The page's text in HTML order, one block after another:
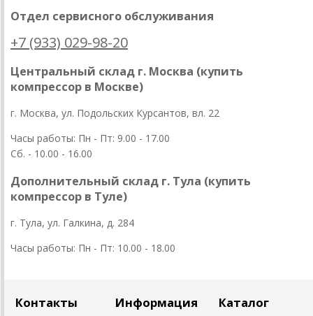
Отдел сервисного обслуживания
+7 (933) 029-98-20
Центральный склад г. Москва (купить
компрессор в Москве)
г. Москва, ул. Подольских Курсантов, вл. 22
Часы работы: Пн - Пт: 9.00 - 17.00
Сб. - 10.00 - 16.00
Дополнительный склад г. Тула (купить
компрессор в Туле)
г. Тула, ул. Галкина, д. 284
Часы работы: Пн - Пт: 10.00 - 18.00
Контакты Информация Каталог